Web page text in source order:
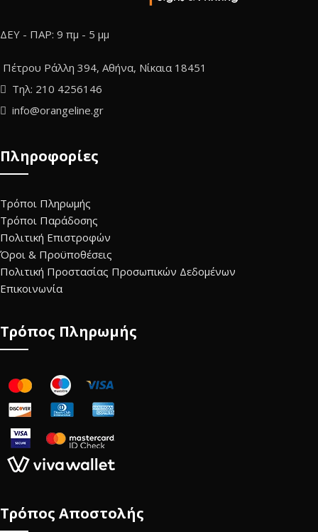
ΔΕΥ - ΠΑΡ: 9 πμ - 5 μμ
Πέτρου Ράλλη 394, Αθήνα, Νίκαια 18451
Τηλ: 210 4256146
info@orangeline.gr
Πληροφορίες
Τρόποι Πληρωμής
Τρόποι Παράδοσης
Πολιτική Επιστροφών
Όροι & Προϋποθέσεις
Πολιτική Προστασίας Προσωπικών Δεδομένων
Επικοινωνία
Τρόπος Πληρωμής
Τρόπος Αποστολής